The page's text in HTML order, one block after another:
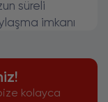
süreli
imkanı
ve keşfet
kolayca